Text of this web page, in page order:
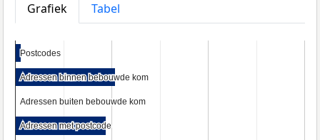
Grafiek
Tabel
Postcodes
Postcodes
Adressen binnen bebouwde kom
Adressen binnen bebouwde kom
Adressen buiten bebouwde kom
Adressen buiten bebouwde kom
Adressen met postcode
Adressen met postcode